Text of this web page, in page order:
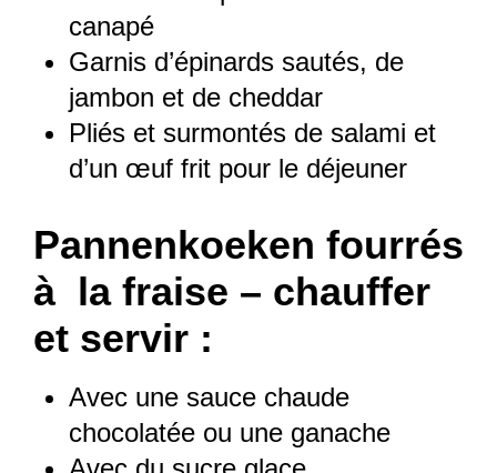
canapé
Garnis d’épinards sautés, de
jambon et de cheddar
Pliés et surmontés de salami et
d’un œuf frit pour le déjeuner
Pannenkoeken fourrés
à la fraise – chauffer
et servir :
Avec une sauce chaude
chocolatée ou une ganache